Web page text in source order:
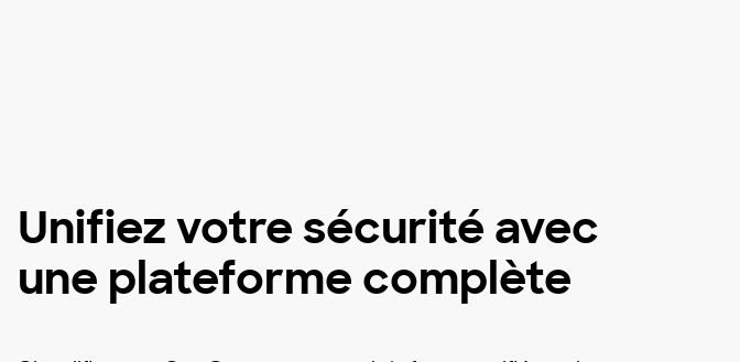
Unifiez votre sécurité avec
une plateforme complète